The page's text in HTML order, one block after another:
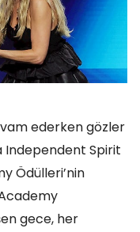
ederken gözler
Independent Spirit
Ödülleri’nin
gece, her